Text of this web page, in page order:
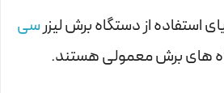
استفاده از دستگاه برش لیزرسی
های برش معمولی هستند.